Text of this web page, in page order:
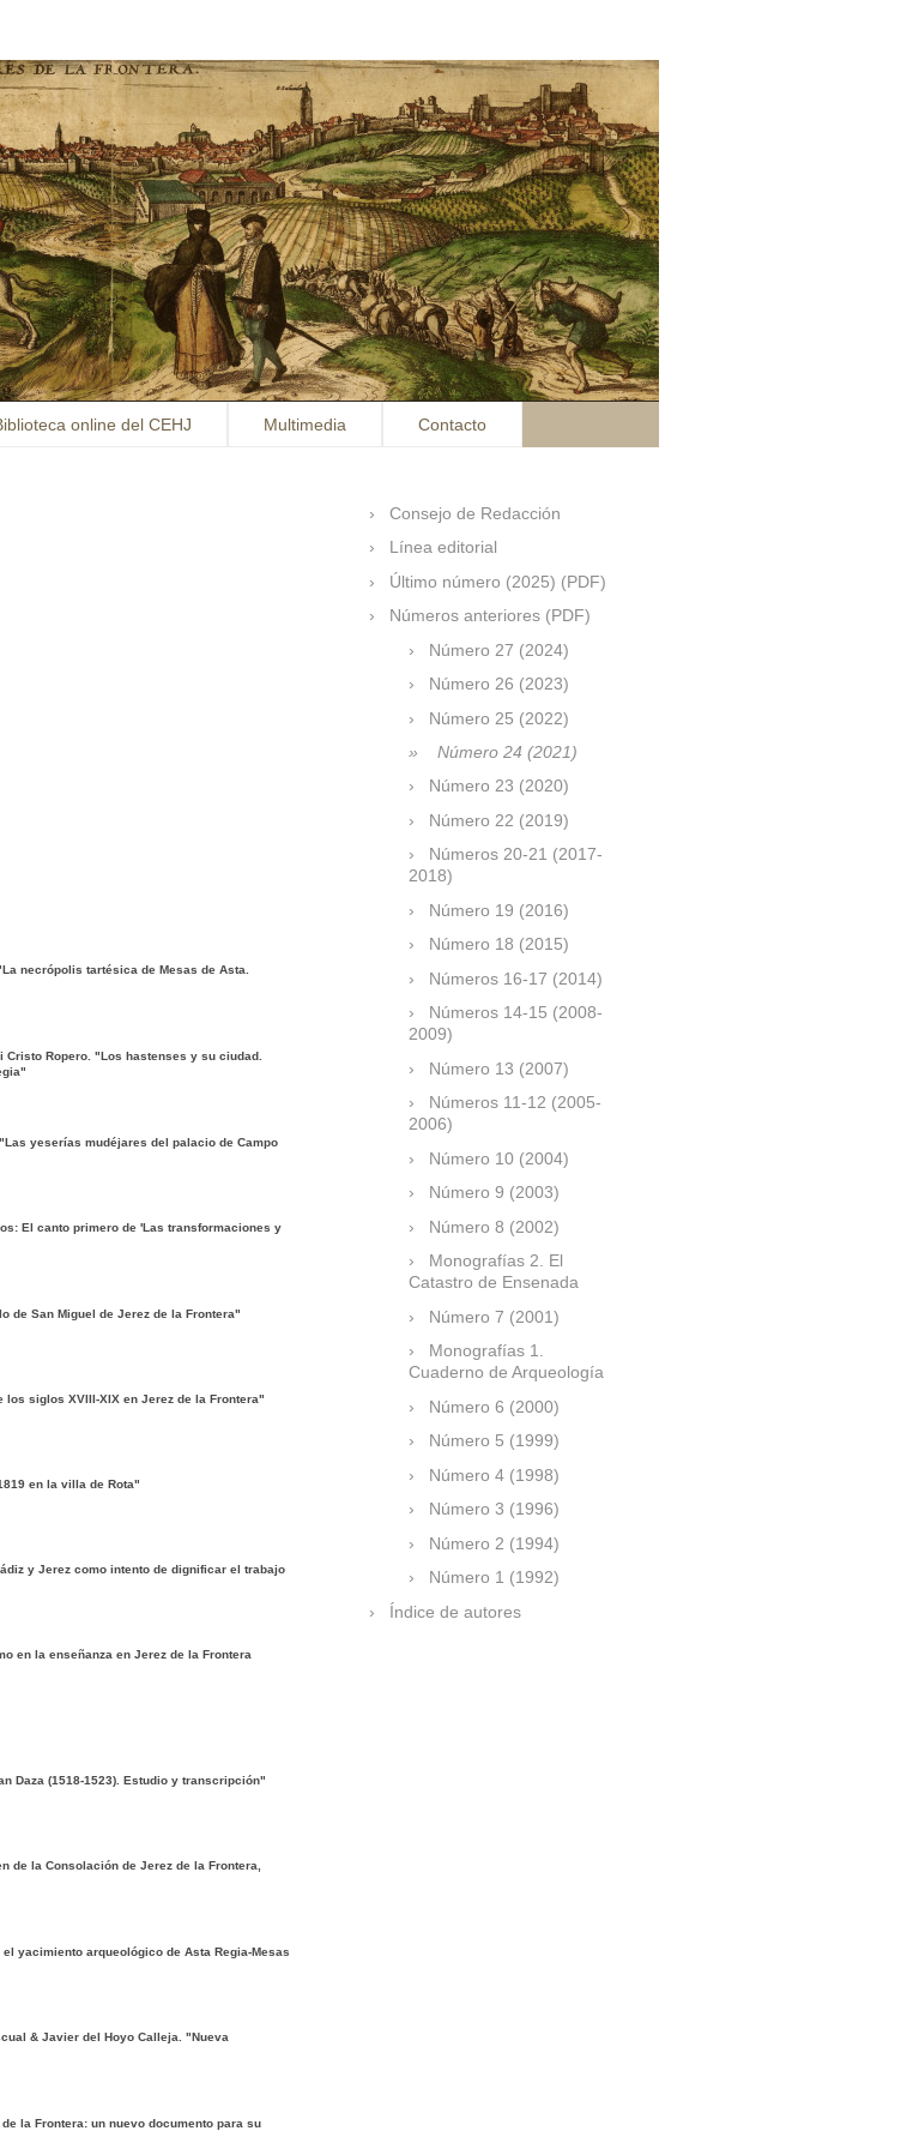
online del CEHJ Multimedia Contacto
necrópolis tartésica de Mesas de Asta.
Cristo Ropero. "Los hastenses y su ciudad.
yeserías mudéjares del palacio de Campo
El canto primero de 'Las transformaciones y
de San Miguel de Jerez de la Frontera"
siglos XVIII-XIX en Jerez de la Frontera"
en la villa de Rota"
y Jerez como intento de dignificar el trabajo
en la enseñanza en Jerez de la Frontera
Daza (1518-1523). Estudio y transcripción"
de la Consolación de Jerez de la Frontera,
yacimiento arqueológico de Asta Regia-Mesas
& Javier del Hoyo Calleja. "Nueva
la Frontera: un nuevo documento para su
Consejo de Redacción
Línea editorial
Último número (2025) (PDF)
Números anteriores (PDF)
Número 27 (2024)
Número 26 (2023)
Número 25 (2022)
Número 24 (2021)
Número 23 (2020)
Número 22 (2019)
Números 20-21 (2017-
2018)
Número 19 (2016)
Número 18 (2015)
Números 16-17 (2014)
Números 14-15 (2008-
2009)
Número 13 (2007)
Números 11-12 (2005-
2006)
Número 10 (2004)
Número 9 (2003)
Número 8 (2002)
Monografías 2. El
Catastro de Ensenada
Número 7 (2001)
Monografías 1.
Cuaderno de Arqueología
Número 6 (2000)
Número 5 (1999)
Número 4 (1998)
Número 3 (1996)
Número 2 (1994)
Número 1 (1992)
Índice de autores